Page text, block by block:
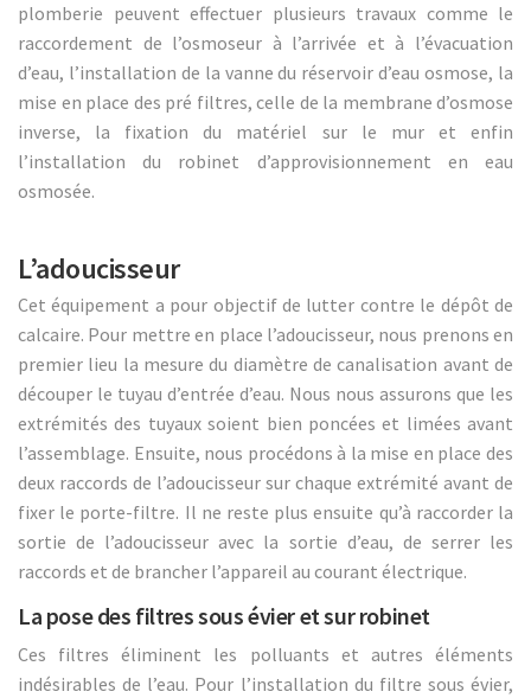
plomberie peuvent effectuer plusieurs travaux comme le
raccordement de l’osmoseur à l’arrivée et à l’évacuation
d’eau, l’installation de la vanne du réservoir d’eau osmose, la
mise en place des pré filtres, celle de la membrane d’osmose
inverse, la fixation du matériel sur le mur et enfin
l’installation du robinet d’approvisionnement en eau
osmosée.
L’adoucisseur
Cet équipement a pour objectif de lutter contre le dépôt de
calcaire. Pour mettre en place l’adoucisseur, nous prenons en
premier lieu la mesure du diamètre de canalisation avant de
découper le tuyau d’entrée d’eau. Nous nous assurons que les
extrémités des tuyaux soient bien poncées et limées avant
l’assemblage. Ensuite, nous procédons à la mise en place des
deux raccords de l’adoucisseur sur chaque extrémité avant de
fixer le porte-filtre. Il ne reste plus ensuite qu’à raccorder la
sortie de l’adoucisseur avec la sortie d’eau, de serrer les
raccords et de brancher l’appareil au courant électrique.
La pose des filtres sous évier et sur robinet
Ces filtres éliminent les polluants et autres éléments
indésirables de l’eau. Pour l’installation du filtre sous évier,